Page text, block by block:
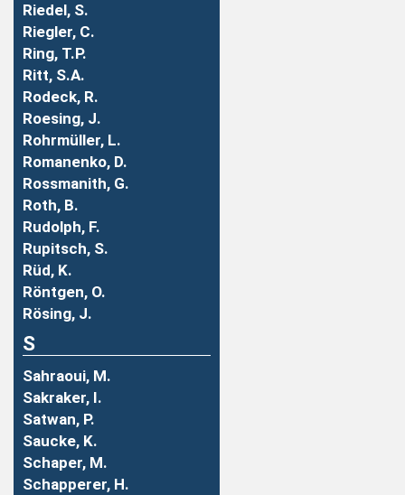
Riedel, S.
Riegler, C.
Ring, T.P.
Ritt, S.A.
Rodeck, R.
Roesing, J.
Rohrmüller, L.
Romanenko, D.
Rossmanith, G.
Roth, B.
Rudolph, F.
Rupitsch, S.
Rüd, K.
Röntgen, O.
Rösing, J.
S
Sahraoui, M.
Sakraker, I.
Satwan, P.
Saucke, K.
Schaper, M.
Schapperer, H.